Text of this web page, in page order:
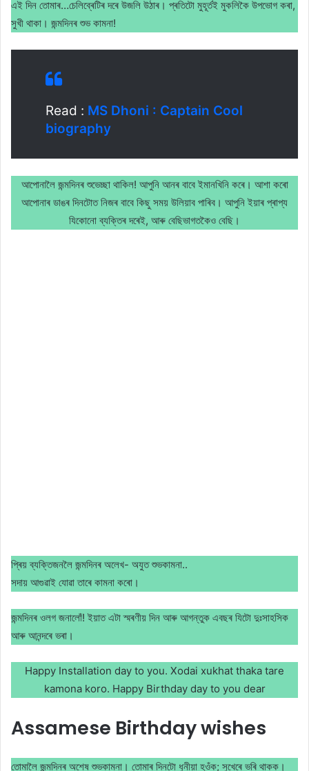
এই দিন তোমাৰ…চেলিব্ৰেটিৰ দৰে উজলি উঠাৰ। প্ৰতিটো মুহূৰ্তই মুকলিকৈ উপভোগ কৰা,
সুখী থাকা। জন্মদিনৰ শুভ কামনা!
Read : MS Dhoni : Captain Cool
biography
আপোনালৈ জন্মদিনৰ শুভেচ্ছা থাকিল! আপুনি আনৰ বাবে ইমানখিনি কৰে। আশা কৰো
আপোনাৰ ডাঙৰ দিনটোত নিজৰ বাবে কিছু সময় উলিয়াব পাৰিব। আপুনি ইয়াৰ প্ৰাপ্য
যিকোনো ব্যক্তিৰ দৰেই, আৰু বেছিভাগতকৈও বেছি।
প্ৰিয় ব্যক্তিজনলৈ জন্মদিনৰ অলেখ- অযুত শুভকামনা..
সদায় আগুৱাই যোৱা তাৰে কামনা কৰো।
জন্মদিনৰ ওলগ জনালোঁ! ইয়াত এটা স্মৰণীয় দিন আৰু আগন্তুক এবছৰ যিটো দুঃসাহসিক
আৰু আনন্দৰে ভৰা।
Happy Installation day to you. Xodai xukhat thaka tare
kamona koro. Happy Birthday day to you dear
Assamese Birthday wishes
তোমালৈ জন্মদিনৰ অশেষ শুভকামনা। তোমাৰ দিনটো ধুনীয়া হওঁক; সুখেৰে ভৰি থাকক।